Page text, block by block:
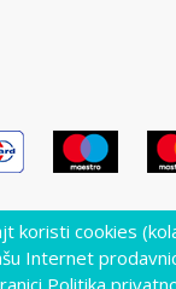
proizvoda,
su dostupni u svakom
koristi cookies
Internet
Politika